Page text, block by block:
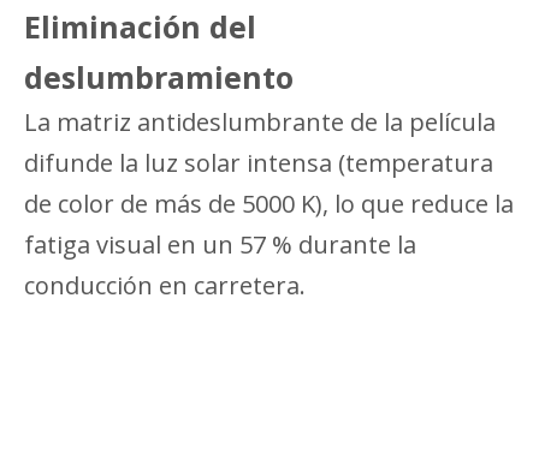
Eliminación del
deslumbramiento
La matriz antideslumbrante de la película
difunde la luz solar intensa (temperatura
de color de más de 5000 K), lo que reduce la
fatiga visual en un 57 % durante la
conducción en carretera.